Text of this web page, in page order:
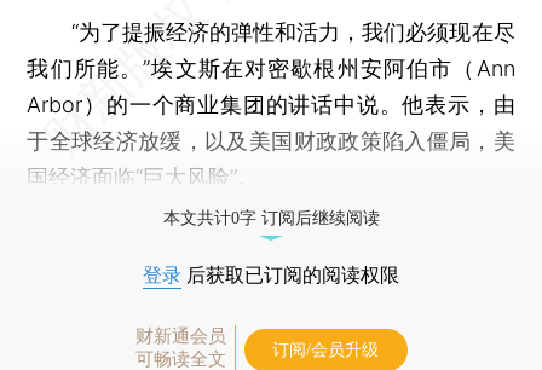
“为了提振经济的弹性和活力，我们必须现在尽
我们所能。”埃文斯在对密歇根州安阿伯市（Ann
Arbor）的一个商业集团的讲话中说。他表示，由
于全球经济放缓，以及美国财政政策陷入僵局，美
国经济面临“巨大风险”。
本文共计0字 订阅后继续阅读
登录 后获取已订阅的阅读权限
财新通会员
可畅读全文
订阅/会员升级